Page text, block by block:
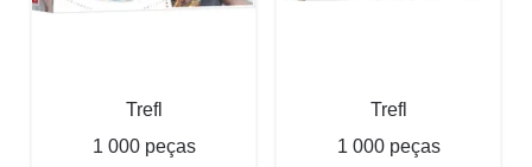
Trefl
1 000 peças
Trefl
1 000 peças